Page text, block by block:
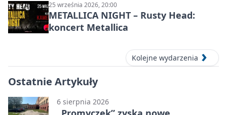
25 września 2026, 20:00
METALLICA NIGHT – Rusty Head:
koncert Metallica
Kolejne wydarzenia
Ostatnie Artykuły
6 sierpnia 2026